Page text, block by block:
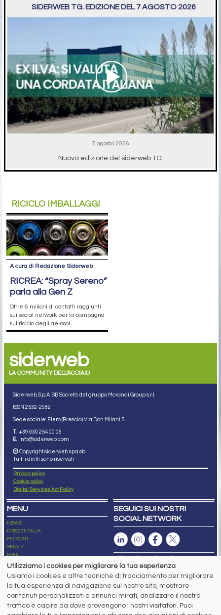
SIDERWEB TG. EDIZIONE DEL 7 AGOSTO 2026
7 agosto 2026
Nuova edizione del siderweb TG.
RICICLO IMBALLAGGI
A cura di Redazione Siderweb
RICREA: “Spray Sereno”
parla alla Gen Z
Oltre 6 milioni di contatti raggiunti
sui social network per la campagna
sul riciclo degli aerosol
siderweb
LA COMMUNITY DELL'ACCIAIO
Siderweb S.p.A. SB Società del gruppo Morandi Group s.r.l.
ISSN 2532-2982
Sede sociale: Flero (Brescia) Via Don Milani 5
T. +39 030 254 00 06
E. info@siderweb.com
Copyright siderweb spa sb
Tutti i diritti sono riservati
Privacy policy
Cookie policy
Digital Services Act Policy
MENU
NEWS
PREZZI ITALIA
MERCATI
SERVIZI
EVENTI
ABBONAMENTI
NEWSLETTER
SEGUICI SUI NOSTRI
SOCIAL NETWORK
Capitale Sociale: 190.000€ interamente versato
Registro delle Imprese di Brescia
Codice Fiscale e Partita I.V.A.:IT03562320170
R.E.A. n. 419331
Utilizziamo i cookies per migliorare la tua esperienza
Usiamo i cookies e altre tecniche di tracciamento per migliorare
la tua esperienza di navigazione sul nostro sito, mostrare
contenuti personalizzati e annunci mirati, analizzare il nostro
traffico e capire da dove provengono i nostri visitatori. Puoi